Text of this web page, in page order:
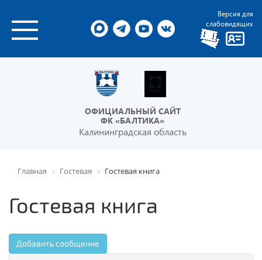
Версия для
слабовидящих
ОФИЦИАЛЬНЫЙ САЙТ
ФК «БАЛТИКА»
Калининградская область
Главная Гостевая Гостевая книга
Гостевая книга
Добавить сообщение